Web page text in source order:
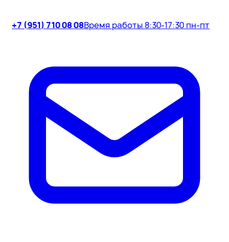
+7 (951) 710 08 08Время работы 8:30-17:30 пн-пт